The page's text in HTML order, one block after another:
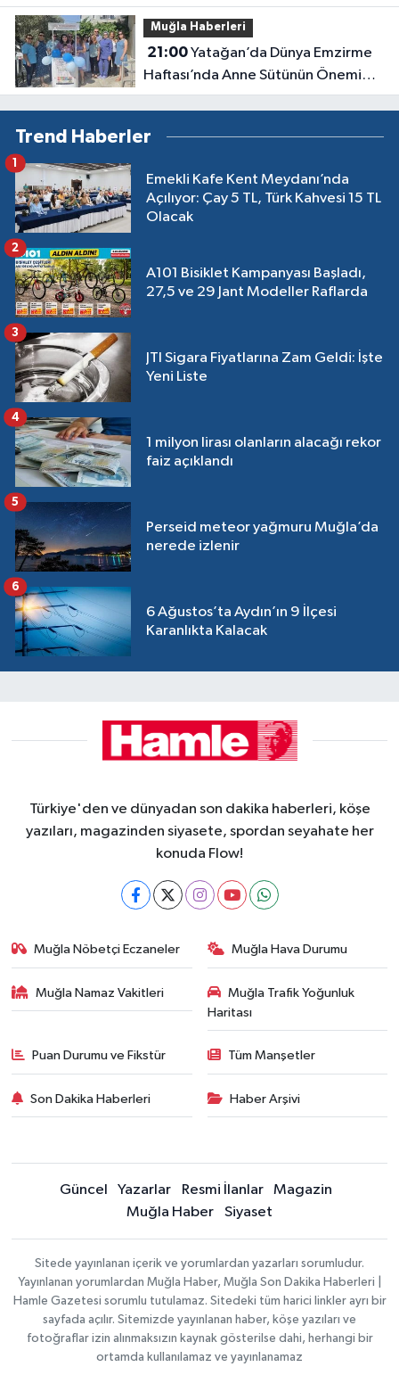
Muğla Haberleri
21:00Yatağan’da Dünya Emzirme
Haftası’nda Anne Sütünün Önemi
Anlatıldı
Trend Haberler
Emekli Kafe Kent Meydanı’nda
Açılıyor: Çay 5 TL, Türk Kahvesi 15 TL
Olacak
1
A101 Bisiklet Kampanyası Başladı,
27,5 ve 29 Jant Modeller Raflarda
2
JTI Sigara Fiyatlarına Zam Geldi: İşte
Yeni Liste
3
1 milyon lirası olanların alacağı rekor
faiz açıklandı
4
Perseid meteor yağmuru Muğla’da
nerede izlenir
5
6 Ağustos’ta Aydın’ın 9 İlçesi
Karanlıkta Kalacak
6
Türkiye'den ve dünyadan son dakika haberleri, köşe
yazıları, magazinden siyasete, spordan seyahate her
konuda Flow!
Muğla Nöbetçi Eczaneler Muğla Hava Durumu
Muğla Namaz Vakitleri
Muğla Trafik Yoğunluk
Haritası
Puan Durumu ve Fikstür Tüm Manşetler
Son Dakika Haberleri Haber Arşivi
Güncel Yazarlar Resmi İlanlar
Magazin
Muğla Haber
Siyaset
Sitede yayınlanan içerik ve yorumlardan yazarları sorumludur.
Yayınlanan yorumlardan Muğla Haber, Muğla Son Dakika Haberleri |
Hamle Gazetesi sorumlu tutulamaz. Sitedeki tüm harici linkler ayrı bir
sayfada açılır. Sitemizde yayınlanan haber, köşe yazıları ve
fotoğraflar izin alınmaksızın kaynak gösterilse dahi, herhangi bir
ortamda kullanılamaz ve yayınlanamaz